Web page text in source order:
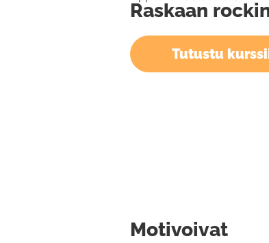
Raskaan
Tutustu
Motivoivat